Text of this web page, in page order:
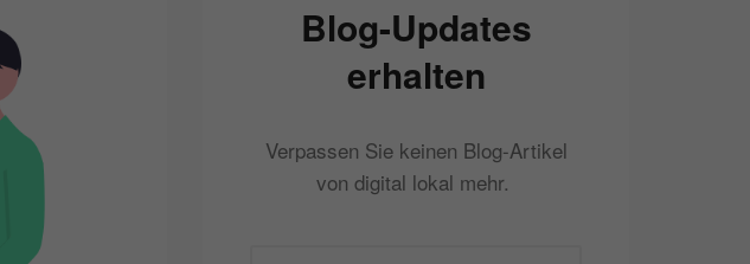
Blog-Updates
erhalten
Verpassen Sie keinen Blog-Artikel
von digital lokal mehr.